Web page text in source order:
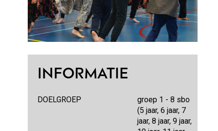
INFORMATIE
DOELGROEP
groep 1 - 8 sbo
(5 jaar, 6 jaar, 7
jaar, 8 jaar, 9 jaar,